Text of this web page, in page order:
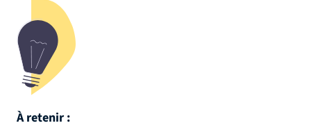
À retenir :